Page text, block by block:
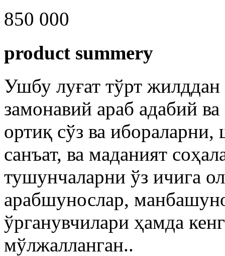
850 000
product summery
Ушбу луғат тўрт жилддан
замонавий араб адабий
ортиқ сўз ва
санъат, ва маданият
тушунчаларни ўз ичига
арабшунослар,
ўрганувчилари ҳамда
мўлжалланган..